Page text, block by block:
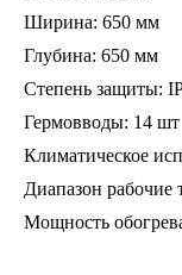
Ширина: 650 мм
Глубина: 650 мм
Степень защиты:
Гермовводы: 14 шт
Климатическое
Диапазон рабочие
Мощность